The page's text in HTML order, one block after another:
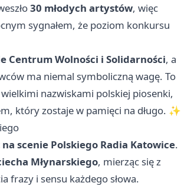
30 młodych artystów, więc
sygnałem, że poziom konkursu
Centrum Wolności i Solidarności, a
ma niemal symboliczną wagę. To
nazwiskami polskiej piosenki,
który zostaje w pamięci na długo. ✨
scenie Polskiego Radia Katowice.
Młynarskiego, mierząc się z
frazy i sensu każdego słowa.